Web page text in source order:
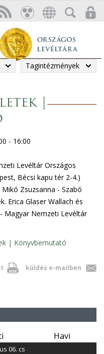
Tagintézmények
|
- 16:00
Levéltár Országos
Bécsi kapu tér 2-4.)
Zsuzsanna - Szabó
Erica Glaser Wallach és
Magyar Nemzeti Levéltár
| Könyvbemutató
küldés e-mailben
Havi
06. cs